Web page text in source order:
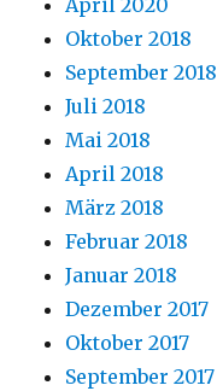
April 2020
Oktober 2018
September 2018
Juli 2018
Mai 2018
April 2018
März 2018
Februar 2018
Januar 2018
Dezember 2017
Oktober 2017
September 2017